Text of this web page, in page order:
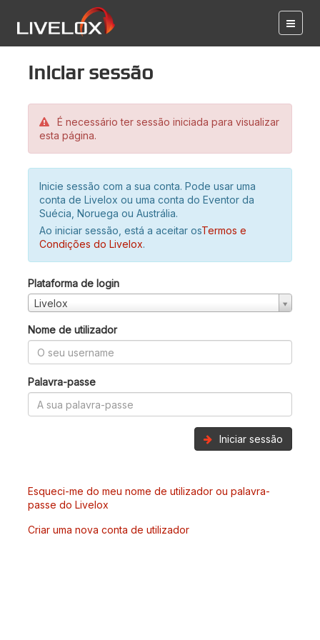
Iniciar sessão
É necessário ter sessão iniciada para visualizar
esta página.
Inicie sessão com a sua conta. Pode usar uma
conta de Livelox ou uma conta do Eventor da
Suécia, Noruega ou Austrália.
Ao iniciar sessão, está a aceitar osTermos e
Condições do Livelox.
Plataforma de login
Livelox
Nome de utilizador
Palavra-passe
Iniciar sessão
Esqueci-me do meu nome de utilizador ou palavra-
passe do Livelox
Criar uma nova conta de utilizador